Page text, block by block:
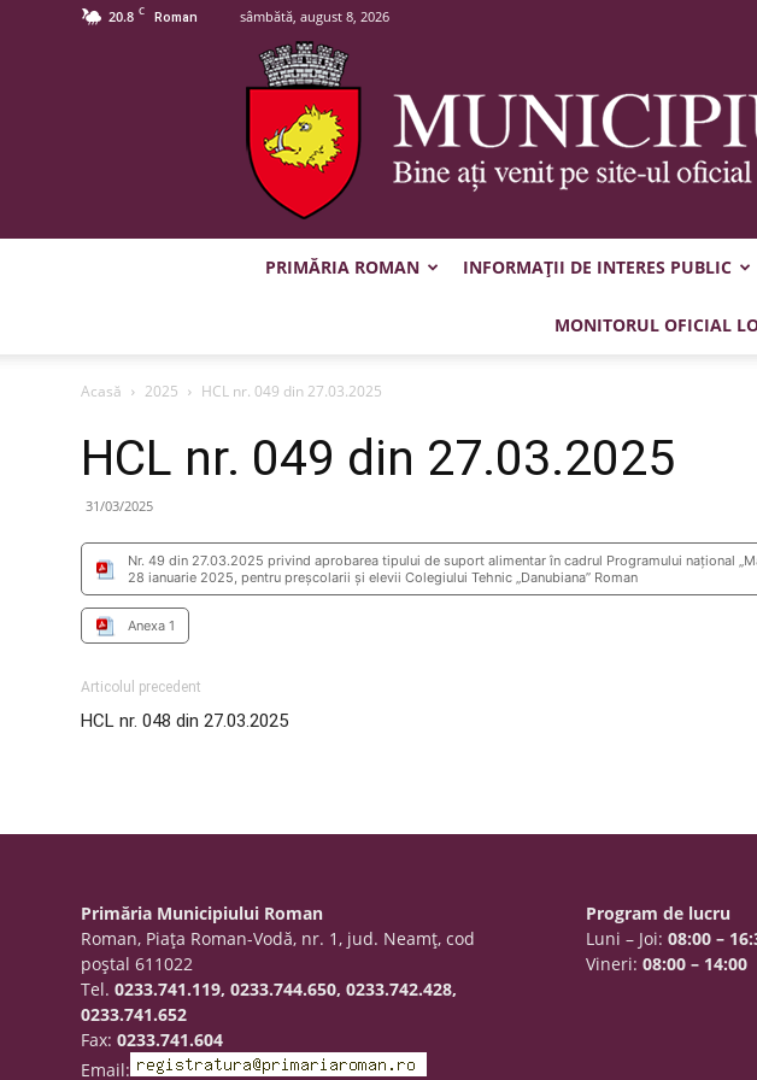
20.8 C Roman sâmbătă, august 8, 2026
PRIMĂRIA ROMAN INFORMAȚII DE INTERES PUBLIC
MONITORUL OFICIAL
Acasă 2025 HCL nr. 049 din 27.03.2025
HCL nr. 049 din 27.03.2025
31/03/2025
Nr. 49 din 27.03.2025 privind aprobarea tipului de suport alimentar în cadrul Programului naţional
28 ianuarie 2025, pentru preșcolarii și elevii Colegiului Tehnic „Danubiana” Roman
Anexa 1
Articolul precedent
HCL nr. 048 din 27.03.2025
Primăria Municipiului Roman
Roman, Piaţa Roman-Vodă, nr. 1, jud. Neamţ, cod
poştal 611022
Tel.0233.741.119, 0233.744.650, 0233.742.428,
0233.741.652
Fax:0233.741.604
Email:
Program de lucru
Luni – Joi:08:00 –
Vineri:08:00 – 14:00